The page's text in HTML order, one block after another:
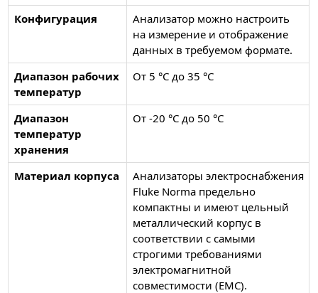
Конфигурация
Анализатор можно настроить
на измерение и отображение
данных в требуемом формате.
Диапазон рабочих
температур
От 5 °C до 35 °C
Диапазон
температур
хранения
От -20 °C до 50 °C
Материал корпуса
Анализаторы электроснабжения
Fluke Norma предельно
компактны и имеют цельный
металлический корпус в
соответствии с самыми
строгими требованиями
электромагнитной
совместимости (EMC).